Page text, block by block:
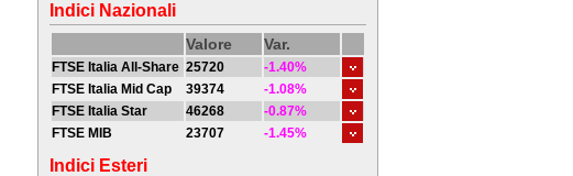
Indici Nazionali
Valore Var.
FTSE Italia All-Share 25720
-1.40%
FTSE Italia Mid Cap
39374
-1.08%
FTSE Italia Star
46268
-0.87%
FTSE MIB
23707 -1.45%
Indici Esteri